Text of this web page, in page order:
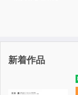
◎ゼロポイントフ
新着作品